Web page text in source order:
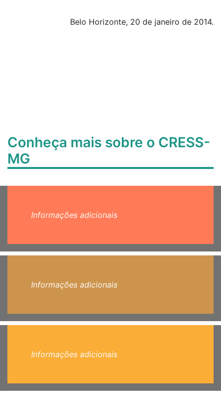
Belo Horizonte, 20 de janeiro de 2014.
Conheça mais sobre o CRESS-
MG
Informações adicionais
Informações adicionais
Informações adicionais